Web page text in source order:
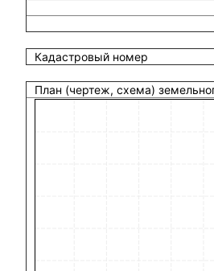
Кадастровый номер
План (чертеж, схема)